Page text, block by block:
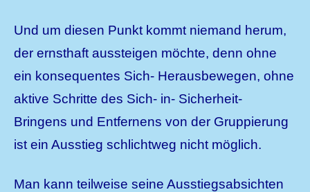
Und um diesen Punkt kommt niemand herum,
der ernsthaft aussteigen möchte, denn ohne
ein konsequentes Sich- Herausbewegen, ohne
aktive Schritte des Sich- in- Sicherheit-
Bringens und Entfernens von der Gruppierung
ist ein Ausstieg schlichtweg nicht möglich.
Man kann teilweise seine Ausstiegsabsichten